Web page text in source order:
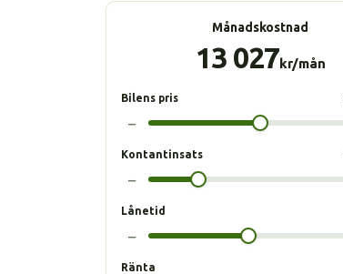
Månadskostnad
13 027kr/mån
Bilens pris
−
Kontantinsats
−
Lånetid
−
Ränta